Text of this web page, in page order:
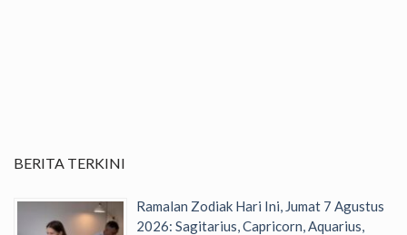
BERITA TERKINI
Ramalan Zodiak Hari Ini, Jumat 7 Agustus
2026: Sagitarius, Capricorn, Aquarius,